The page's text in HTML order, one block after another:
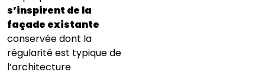
s’inspirent de la
façade existante
conservée dont la
régularité est typique de
l’architecture